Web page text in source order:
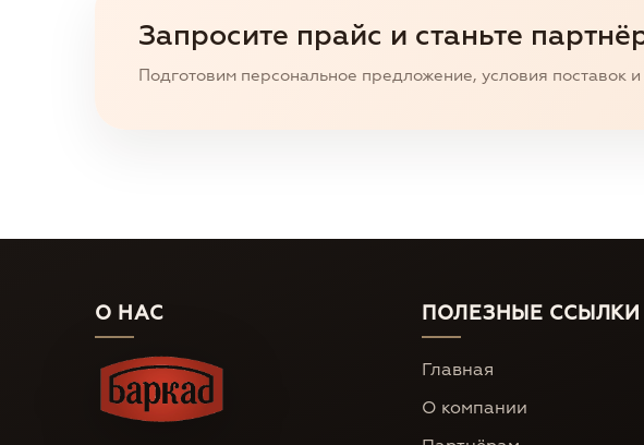
Запросите прайс и станьте
Подготовим персональное предложение, условия поставок
О НАС ПОЛЕЗНЫЕ ССЫЛКИ
Главная
О компании